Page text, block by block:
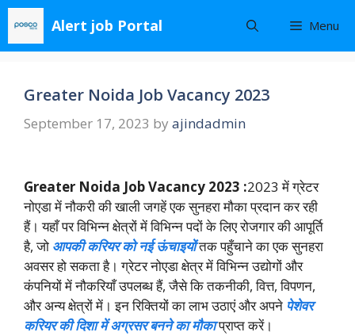
Skip
content
Alert job Portal Menu
Greater Noida Job Vacancy 2023
September 17, 2023 by ajindadmin
Greater Noida Job Vacancy 2023 :2023 में ग्रेटर
नोएडा में नौकरी की खाली जगहें एक सुनहरा मौका प्रदान कर रही
हैं। यहाँ पर विभिन्न क्षेत्रों में विभिन्न पदों के लिए रोजगार की आपूर्ति
है, जो आपकी करियर को नई ऊंचाइयोंतक पहुँचाने का एक सुनहरा
अवसर हो सकता है। ग्रेटर नोएडा क्षेत्र में विभिन्न उद्योगों और
कंपनियों में नौकरियाँ उपलब्ध हैं, जैसे कि तकनीकी, वित्त, विपणन,
और अन्य क्षेत्रों में। इन रिक्तियों का लाभ उठाएं और अपने पेशेवर
करियर की दिशा में अग्रसर बनने का मौकाप्राप्त करें।